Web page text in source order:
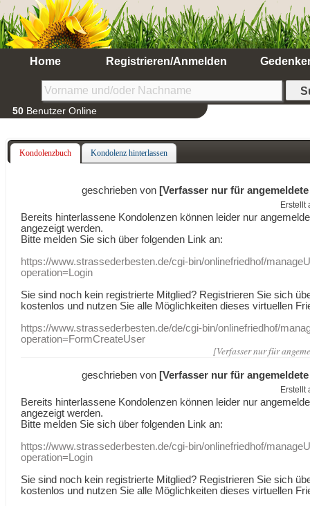
Home Registrieren/Anmelden
50 Benutzer Online
Kondolenzbuch Kondolenz hinterlassen
geschrieben von [Verfasser nur für
Erstellt
Bereits hinterlassene Kondolenzen können leider nur
angezeigt werden.
Bitte melden Sie sich über folgenden Link an:
https://www.strassederbesten.de/cgi-bin/onlinefriedhof/
operation=Login
Sie sind noch kein registrierte Mitglied? Registrieren Sie sich
kostenlos und nutzen Sie alle Möglichkeiten dieses virtuellen
https://www.strassederbesten.de/de/cgi-bin/onlinefriedhof/
operation=FormCreateUser
[Verfasser nur für
geschrieben von [Verfasser nur für
Erstellt
Bereits hinterlassene Kondolenzen können leider nur
angezeigt werden.
Bitte melden Sie sich über folgenden Link an:
https://www.strassederbesten.de/cgi-bin/onlinefriedhof/
operation=Login
Sie sind noch kein registrierte Mitglied? Registrieren Sie sich
kostenlos und nutzen Sie alle Möglichkeiten dieses virtuellen